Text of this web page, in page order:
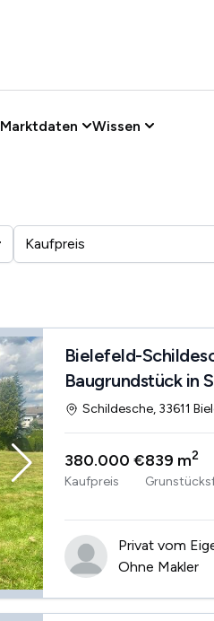
Marktdaten Wissen
Kaufpreis
Bielefeld-
Baugrundstück in
seltene
Schildesche, 33611
380.000 €
Kaufpreis
839 m2
Privat vom
Ohne Makler